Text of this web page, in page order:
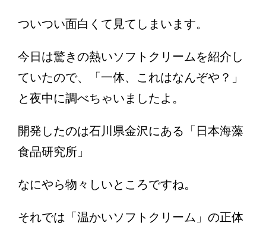
ついつい面白くて見てしまいます。
今日は驚きの熱いソフトクリームを紹介し
ていたので、「一体、これはなんぞや？」
と夜中に調べちゃいましたよ。
開発したのは石川県金沢にある「日本海藻
食品研究所」
なにやら物々しいところですね。
それでは「温かいソフトクリーム」の正体